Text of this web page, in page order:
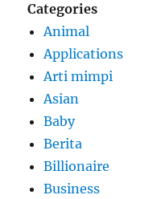
Categories
Animal
Applications
Arti mimpi
Asian
Baby
Berita
Billionaire
Business